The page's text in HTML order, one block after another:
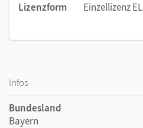
Lizenzform
Einzellizenz EL
Infos
Bundesland
Bayern